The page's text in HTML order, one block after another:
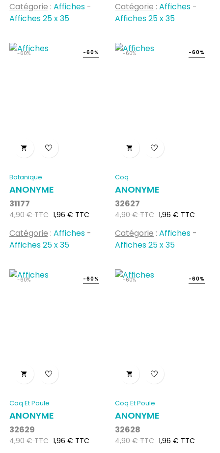
Catégorie : Affiches -
Affiches 25 x 35
Catégorie : Affiches -
Affiches 25 x 35
-60%

Botanique
ANONYME
31177
Prix
4,90 € TTC
-60%
Prix
1,96 € TTC
Catégorie : Affiches -
Affiches 25 x 35
-60%

Coq
ANONYME
32627
Prix
4,90 € TTC
-60%
Prix
1,96 € TTC
Catégorie : Affiches -
Affiches 25 x 35
-60%

Coq Et Poule
ANONYME
32629
Prix
4,90 € TTC
-60%
Prix
1,96 € TTC
-60%

Coq Et Poule
ANONYME
32628
Prix
4,90 € TTC
-60%
Prix
1,96 € TTC